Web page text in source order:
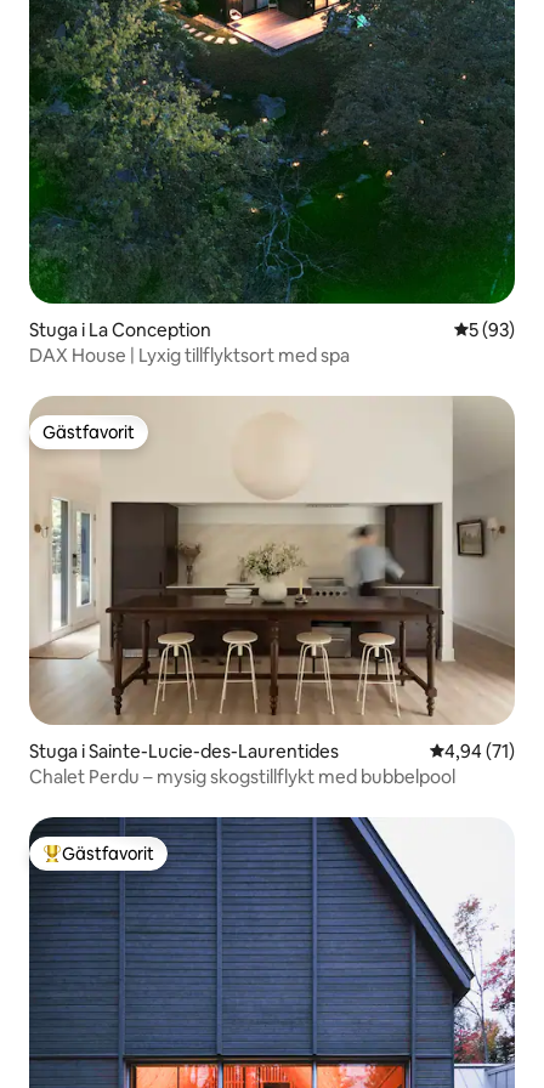
Stuga i La Conception 5 av 5 i
5 (93)
DAX House | Lyxig tillflyktsort med spa
Gästfavorit
Gästfavorit
Stuga i Sainte-Lucie-des-Laurentides 4,94 av 5 i
4,94 (71)
Chalet Perdu – mysig skogstillflykt med bubbelpool
Populär gästfavorit
Gästfavorit